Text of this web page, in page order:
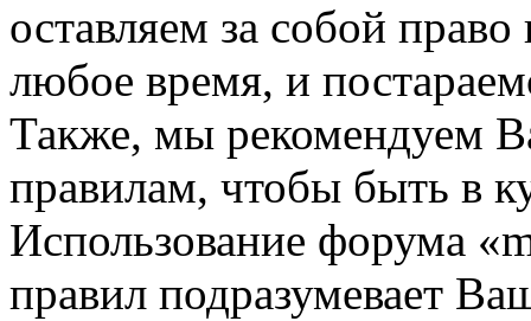
оставляем за собой
любое время, и
Также, мы рекомендуем
правилам, чтобы быть в
Использование форума
правил подразумевает